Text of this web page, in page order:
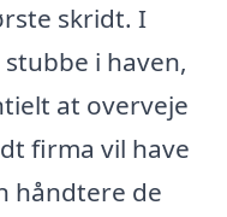
skridt. I
i haven,
at overveje
firma vil have
håndtere de